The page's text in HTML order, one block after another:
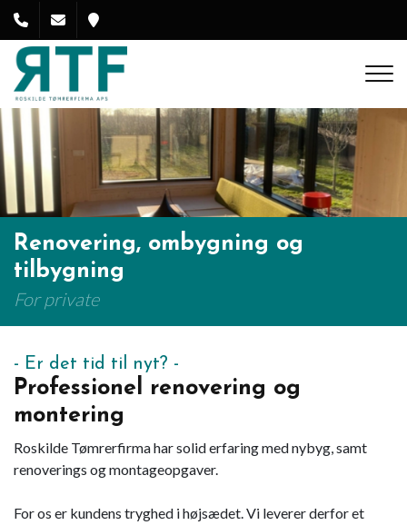
Gå
hovedindhold
Renovering, ombygning og
tilbygning
For private
Er det tid til nyt?
Professionel renovering og
montering
Roskilde Tømrerfirma har solid erfaring med nybyg, samt
renoverings og montageopgaver.
For os er kundens tryghed i højsædet. Vi leverer derfor et